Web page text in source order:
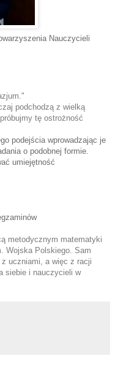
Nauczycieli
podchodzą z wielką
tę ostrożność
podejścia wprowadzając je
o podobnej formie.
umiejętność
metodycznym matematyki
Wojska Polskiego. Sam
z uczniami, a więc z racji
siebie i nauczycieli w